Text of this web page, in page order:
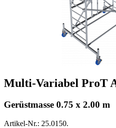
Multi-Variabel ProT
Gerüstmasse 0.75 x 2.00 m
Artikel-Nr.: 25.0150.